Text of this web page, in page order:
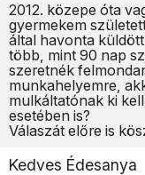
2012. közepe óta
gyermekem
által havonta
több, mint 90 nap
szeretnék
munkahelyemre,
mulkáltatónak ki
esetében is?
Válaszát előre is
Kedves Édesanya